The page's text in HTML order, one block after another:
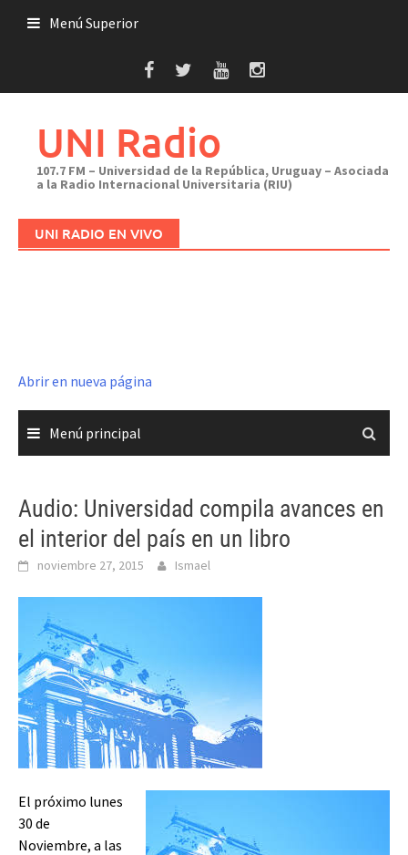
Menú Superior
UNI Radio
107.7 FM – Universidad de la República, Uruguay – Asociada
a la Radio Internacional Universitaria (RIU)
UNI RADIO EN VIVO
Abrir en nueva página
Menú principal
Audio: Universidad compila avances en
el interior del país en un libro
noviembre 27, 2015 Ismael
El próximo lunes
30 de
Noviembre, a las